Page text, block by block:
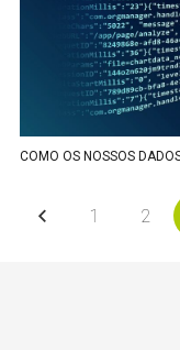
COMO OS NOSSOS
1 2